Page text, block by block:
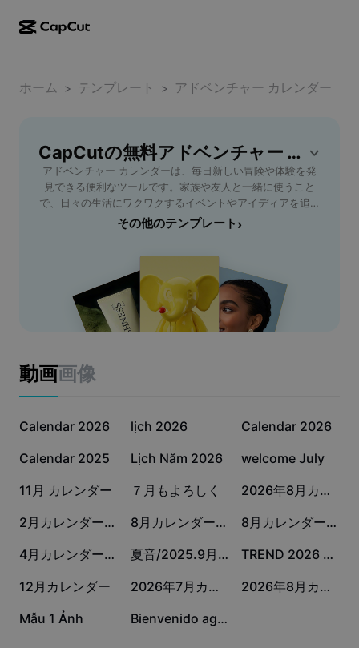
CapCutデスクトップ
CapCut Pad
CapCutモバイル
動画スタジオ
AI動画ジェネレーター
AI画像ジェネレーター
Dreamina Seedance 2.5
Nano Banana Pro
キャプションテンプレート
動画エディター＆ジェネレーター
画像エディター＆ジェネレーター
音声ジェネレーター＆エディター
ユースケース
マーケティング
ソーシャルメディアのテンプレート
その他
カレンダーのテンプレート
アニバーサリーのテンプレート
エフェクトのテンプレート
産業のテンプレート
振り返りのテンプレート
取り組み
アフィリエイト
パイオニアプログラム
クリエイティブパートナープログラム
CapCutクリエイティブキャンパス
トラストセンター
ヘルプセンター
ニュースルーム
CapCutの利用規約について
Dreamina Seedance 2.0 Launch
ホーム > テンプレート > アドベンチャー カレンダー
CapCutの無料アドベンチャー カレンダーテンプレート
アドベンチャー カレンダーは、毎日新しい冒険や体験を発
見できる便利なツールです。家族や友人と一緒に使うこと
で、日々の生活にワクワクするイベントやアイディアを追加
できます。カスタマイズ機能が充実しており、好みに合わせ
い自分を見つけてください。
その他のテンプレート ›
動画画像
2.8万
Calendar 2026 2.6万
lịch 2026 1.7万
Calendar 2026
8356
Calendar 2025 2919
Lịch Năm 2026 2297
welcome July
1326
11月 カレンダー 1259
７月もよろしく 1059 2026年8月カレンダー1クリップ
494 2月カレンダー/素材4 373 8月カレンダー4クリップ 347 8月カレンダー🐻‍❄️
326 4月カレンダー/素材3 323 夏音/2025.9月カレンダー 233 TREND 2026 CALENDAR
191
12月カレンダー 120 2026年7月カレンダー1クリップ 101 2026年8月カレンダー1クリップ
54
Mẫu 1 Ảnh 30 Bienvenido agosto